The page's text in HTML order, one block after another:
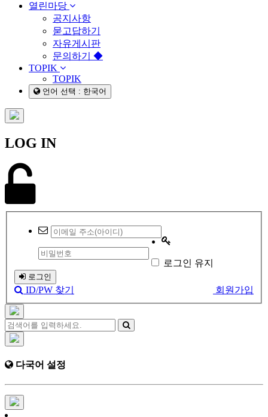
열린마당
공지사항
묻고답하기
자유게시판
문의하기 ◆
TOPIK
TOPIK
언어 선택 : 한국어
LOG IN
로그인 유지
로그인
회원가입
ID/PW 찾기
다국어 설정